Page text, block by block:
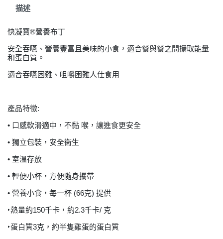
描述
快凝寶®營養布丁
安全吞嚥、營養豐富且美味的小食，適合餐與餐之間攝取能量
和蛋白質。
適合吞嚥困難、咀嚼困難人仕食用
產品特徵:
• 口感軟滑適中，不黏 喉，讓進食更安全
• 獨立包裝，安全衞生
• 室溫存放
• 輕便小杯，方便隨身攜帶
• 營養小食，每一杯 (66克) 提供
‣熱量約150千卡，約2.3千卡/ 克
‣蛋白質3克，約半隻雞蛋的蛋白質